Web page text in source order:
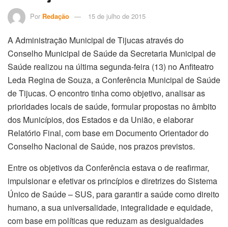
Por Redação 15 de julho de 2015
A Administração Municipal de Tijucas através do
Conselho Municipal de Saúde da Secretaria Municipal de
Saúde realizou na última segunda-feira (13) no Anfiteatro
Leda Regina de Souza, a Conferência Municipal de Saúde
de Tijucas. O encontro tinha como objetivo, analisar as
prioridades locais de saúde, formular propostas no âmbito
dos Municípios, dos Estados e da União, e elaborar
Relatório Final, com base em Documento Orientador do
Conselho Nacional de Saúde, nos prazos previstos.
Entre os objetivos da Conferência estava o de reafirmar,
impulsionar e efetivar os princípios e diretrizes do Sistema
Único de Saúde – SUS, para garantir a saúde como direito
humano, a sua universalidade, integralidade e equidade,
com base em políticas que reduzam as desigualdades